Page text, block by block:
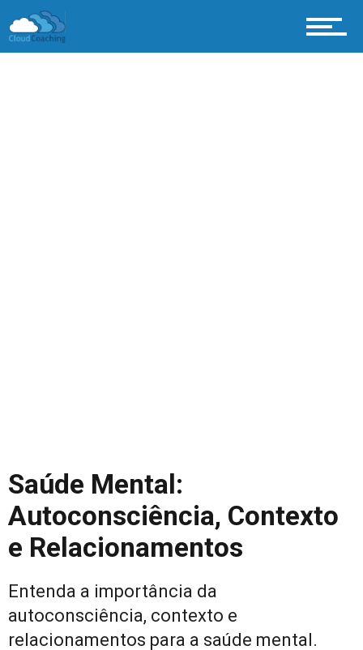
Saúde Mental:
Autoconsciência, Contexto
e Relacionamentos
Entenda a importância da
autoconsciência, contexto e
relacionamentos para a saúde mental.